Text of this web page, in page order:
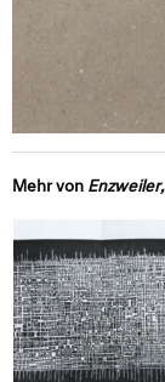
Mehr von